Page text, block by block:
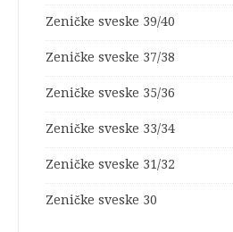
Zeničke sveske 39/40
Zeničke sveske 37/38
Zeničke sveske 35/36
Zeničke sveske 33/34
Zeničke sveske 31/32
Zeničke sveske 30